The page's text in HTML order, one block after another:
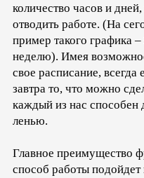
количество часов и
отводить работе. (На
пример такого графика
неделю). Имея
свое расписание, всегда
завтра то, что можно
каждый из нас способен
ленью.
Главное преимущество
способ работы